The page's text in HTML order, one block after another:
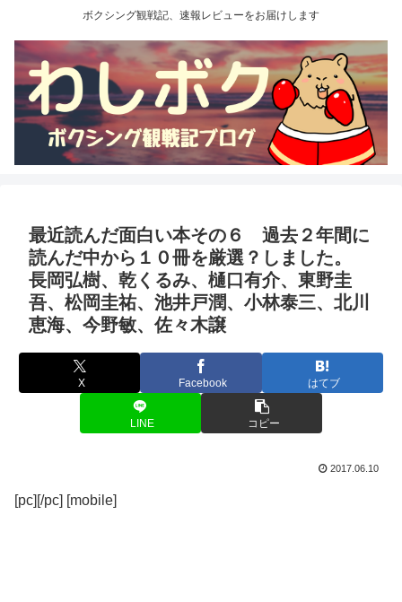
ボクシング観戦記、速報レビューをお届けします
最近読んだ面白い本その６ 過去２年間に
読んだ中から１０冊を厳選？しました。
長岡弘樹、乾くるみ、樋口有介、東野圭
吾、松岡圭祐、池井戸潤、小林泰三、北川
恵海、今野敏、佐々木譲
X Facebook はてブ
LINE コピー
2017.06.10
[pc][/pc] [mobile]